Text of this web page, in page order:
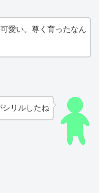
愛い。尊く育ったなん
シリルしたね